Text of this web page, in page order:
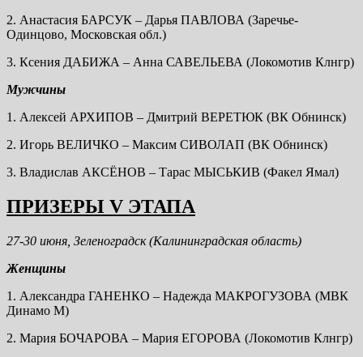
2. Анастасия БАРСУК – Дарья ПАВЛОВА (Заречье-
Одинцово, Московская обл.)
3. Ксения ДАБИЖА – Анна САВЕЛЬЕВА (Локомотив Клнгр)
Мужчины
1. Алексей АРХИПОВ – Дмитрий ВЕРЕТЮК (ВК Обнинск)
2. Игорь ВЕЛИЧКО – Максим СИВОЛАП (ВК Обнинск)
3. Владислав АКСЁНОВ – Тарас МЫСЬКИВ (Факел Ямал)
ПРИЗЕРЫ V ЭТАПА
27-30 июня, Зеленоградск (Калининградская область)
Женщины
1. Александра ГАНЕНКО – Надежда МАКРОГУЗОВА (МВК
Динамо М)
2. Мария БОЧАРОВА – Мария ЕГОРОВА (Локомотив Клнгр)